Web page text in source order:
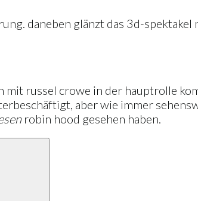
daneben glänzt das 3d-
mit russel crowe in der hauptrolle
aber wie immer
robin hood gesehen haben.